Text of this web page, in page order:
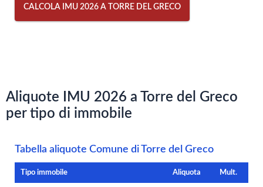
CALCOLA IMU 2026 A TORRE DEL GRECO
Aliquote IMU 2026 a Torre del Greco
per tipo di immobile
Tabella aliquote Comune di Torre del Greco
Tipo immobile Aliquota Mult.